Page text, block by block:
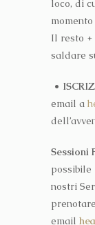
loco, di
Il resto +
saldare
•
email a
Sessioni
nostri
email